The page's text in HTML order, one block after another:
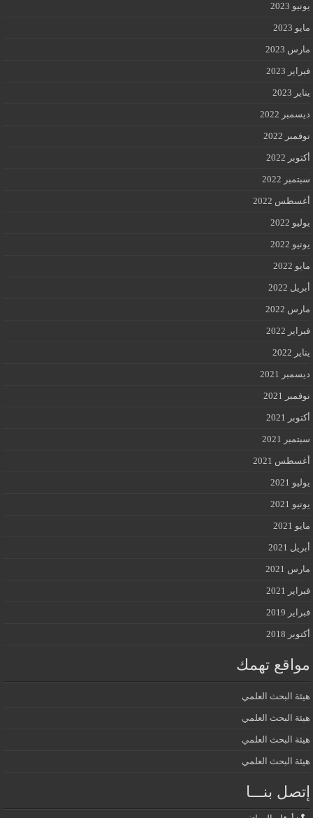
يونيو 2023
مايو 2023
مارس 2023
فبراير 2023
يناير 2023
ديسمبر 2022
نوفمبر 2022
أكتوبر 2022
سبتمبر 2022
أغسطس 2022
يوليو 2022
يونيو 2022
مايو 2022
أبريل 2022
مارس 2022
فبراير 2022
يناير 2022
ديسمبر 2021
نوفمبر 2021
أكتوبر 2021
سبتمبر 2021
أغسطس 2021
يوليو 2021
يونيو 2021
مايو 2021
أبريل 2021
مارس 2021
فبراير 2021
فبراير 2019
أكتوبر 2018
مواقع تهمك
هيئة البحث العلمي
هيئة البحث العلمي
هيئة البحث العلمي
هيئة البحث العلمي
إتصل بنـــا